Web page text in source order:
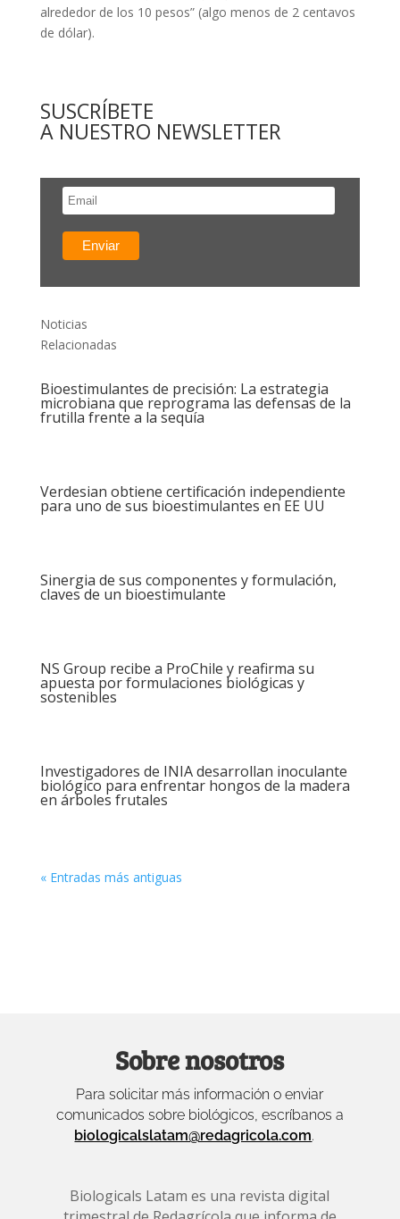
alrededor de los 10 pesos” (algo menos de 2 centavos
de dólar).
SUSCRÍBETE
A NUESTRO NEWSLETTER
Noticias
Relacionadas
Bioestimulantes de precisión: La estrategia
microbiana que reprograma las defensas de la
frutilla frente a la sequía
Verdesian obtiene certificación independiente
para uno de sus bioestimulantes en EE UU
Sinergia de sus componentes y formulación,
claves de un bioestimulante
NS Group recibe a ProChile y reafirma su
apuesta por formulaciones biológicas y
sostenibles
Investigadores de INIA desarrollan inoculante
biológico para enfrentar hongos de la madera
en árboles frutales
« Entradas más antiguas
Sobre nosotros
Para solicitar más información o enviar
comunicados sobre biológicos, escríbanos a
biologicalslatam@redagricola.com.
Biologicals Latam es una revista digital